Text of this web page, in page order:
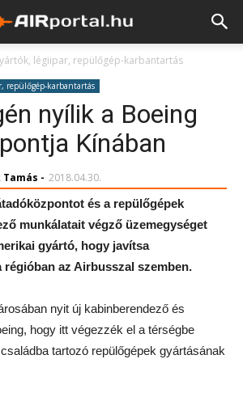
légiipar, repülőgép-karbantartás
repülőgép-karbantartás
nyílik a Boeing
Kínában
- 2018.04.30.
és a repülőgépek
munkálatait végző üzemegységet
gyártó, hogy javítsa
régióban az Airbusszal szemben.
nyit új kabinberendező és
hogy itt végezzék el a térségbe
tartozó repülőgépek gyártásának